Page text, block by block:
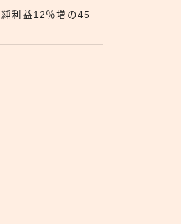
利益12％増の45